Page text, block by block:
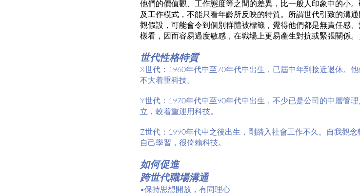
他們的價值觀、工作態度等之間的差異，比一般人印象中的小
及工作模式，不能只看年齡所反映的特質。所謂世代引致的溝
觀假設，可能會令到個別群體被標籤，覺得他們都是無責任感
樣看，因而容易過度敏感，在職場上更易產生對抗或緊張關係。
世代性格特質
X世代：1960年代中至70年代中出生，已屆中年到接近退休。
不大着重科技。
Y世代：1970年代中至90年代中出生，不少已是公司的中層管
立，較着重運用科技。
Z世代：1990年代中之後出生，剛踏入社會工作不久。自我觀
自己學習，很倚賴科技。
如何促進
跨世代職場溝通
•保持思想開放，有同理心